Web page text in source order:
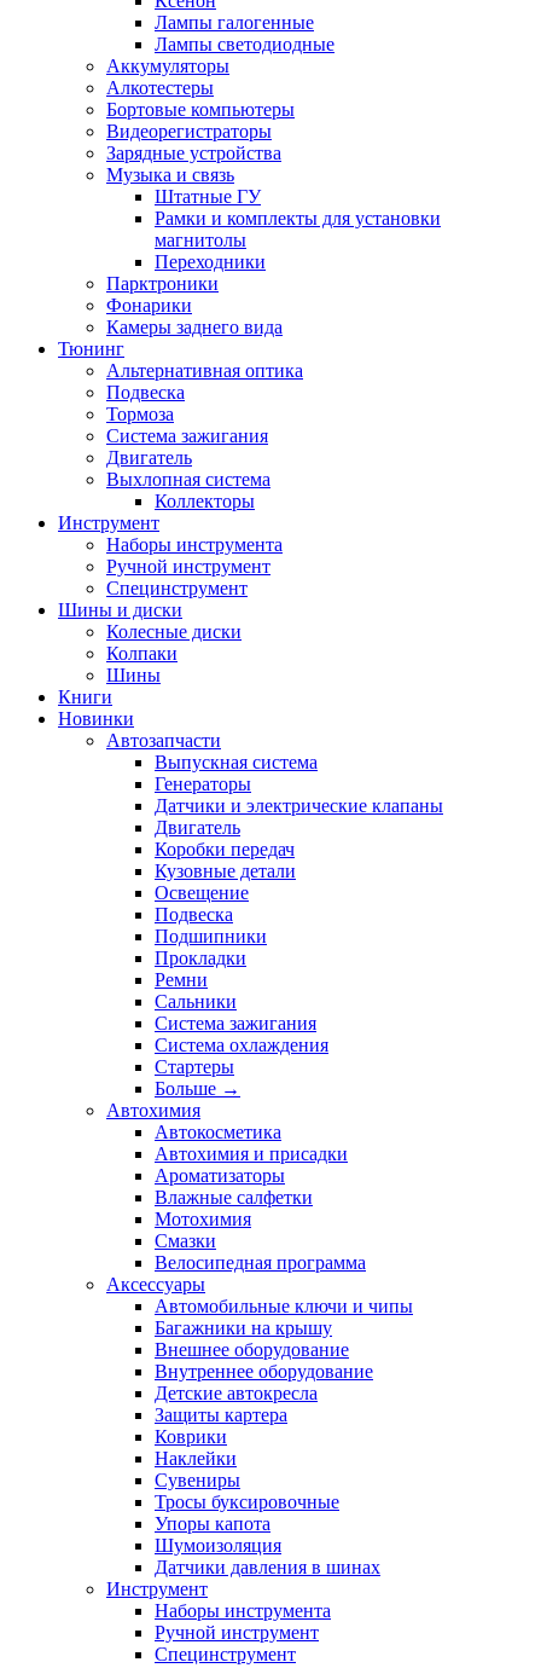
Лампы галогенные
Лампы светодиодные
Аккумуляторы
Алкотестеры
Бортовые компьютеры
Видеорегистраторы
Зарядные устройства
Музыка и связь
Штатные ГУ
Рамки и комплекты для установки
магнитолы
Переходники
Парктроники
Фонарики
Камеры заднего вида
Тюнинг
Альтернативная оптика
Подвеска
Тормоза
Система зажигания
Двигатель
Выхлопная система
Коллекторы
Инструмент
Наборы инструмента
Ручной инструмент
Специнструмент
Шины и диски
Колесные диски
Колпаки
Шины
Книги
Новинки
Автозапчасти
Выпускная система
Генераторы
Датчики и электрические клапаны
Двигатель
Коробки передач
Кузовные детали
Освещение
Подвеска
Подшипники
Прокладки
Ремни
Сальники
Система зажигания
Система охлаждения
Стартеры
Больше →
Автохимия
Автокосметика
Автохимия и присадки
Ароматизаторы
Влажные салфетки
Мотохимия
Смазки
Велосипедная программа
Аксессуары
Автомобильные ключи и чипы
Багажники на крышу
Внешнее оборудование
Внутреннее оборудование
Детские автокресла
Защиты картера
Коврики
Наклейки
Сувениры
Тросы буксировочные
Упоры капота
Шумоизоляция
Датчики давления в шинах
Инструмент
Наборы инструмента
Ручной инструмент
Специнструмент